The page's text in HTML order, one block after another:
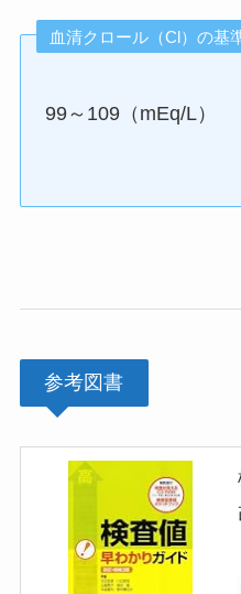
血清クロール（Cl）の基
99～109（mEq/L）
参考図書